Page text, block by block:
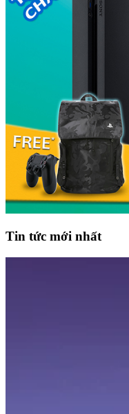
Tin tức mới nhất